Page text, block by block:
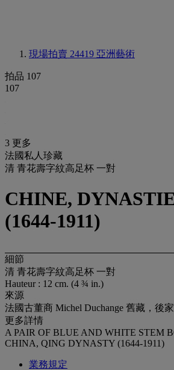
現場拍賣 24419 亞洲藝術
拍品 107
107
3 更多
法國私人珍藏
清 青花壽字紋高足杯 一對
CHINE,
(1644-1911)
細節
清 青花壽字紋高足杯 一對
Hauteur : 12 cm. (4 ¾ in.)
來源
法國古董商 Michel Duchange 舊藏，後
更多詳情
A PAIR OF BLUE AND WHITE STEM
CHINA, QING DYNASTY (1644-1911)
業務規定